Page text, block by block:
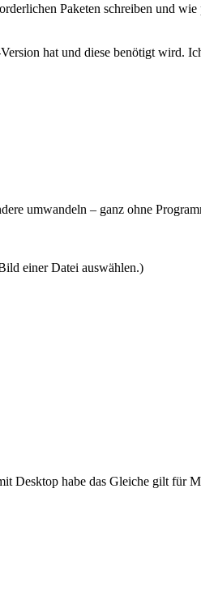
Paketen schreiben und
hat und diese benötigt wird.
umwandeln – ganz ohne
einer Datei auswählen.)
Desktop habe das Gleiche gilt für